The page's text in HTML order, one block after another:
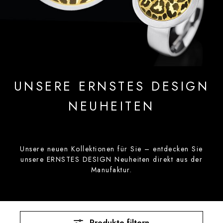
UNSERE ERNSTES DESIGN
NEUHEITEN
Unsere neuen Kollektionen für Sie – entdecken Sie
unsere ERNSTES DESIGN Neuheiten direkt aus der
Manufaktur.